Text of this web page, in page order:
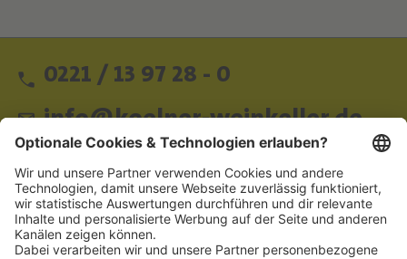
0221 / 13 97 28 - 0
info@koelner-weinkeller.de
Schnellzugriff
ZAHLUNGSMETHODEN